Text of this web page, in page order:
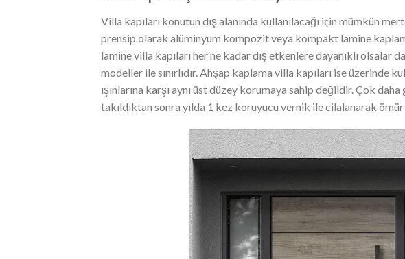
Villa kapıları konutun dış alanında kullanılacağı için mümkün
prensip olarak alüminyum kompozit veya kompakt lamine
lamine villa kapıları her ne kadar dış etkenlere dayanıklı
modeller ile sınırlıdır. Ahşap kaplama villa kapıları ise üzerinde
ışınlarına karşı aynı üst düzey korumaya sahip değildir. Çok
takıldıktan sonra yılda 1 kez koruyucu vernik ile cilalanarak